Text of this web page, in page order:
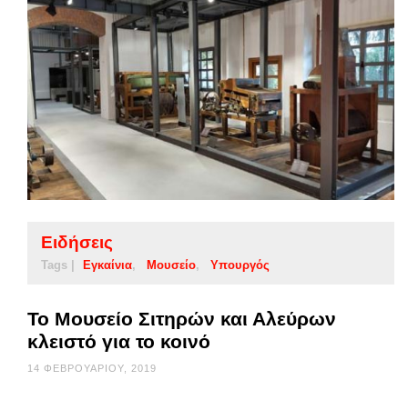
Ειδήσεις
Tags | Εγκαίνια Μουσείο Υπουργός
Το Μουσείο Σιτηρών και Αλεύρων
κλειστό για το κοινό
14 ΦΕΒΡΟΥΑΡΊΟΥ, 2019